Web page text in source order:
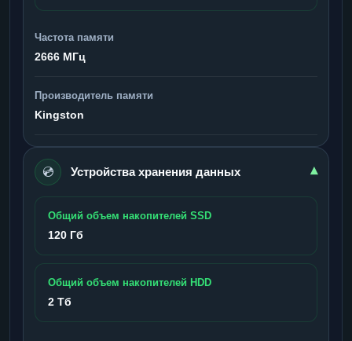
Частота памяти
2666 МГц
Производитель памяти
Kingston
💿 Устройства хранения данных ▾
Общий объем накопителей SSD
120 Гб
Общий объем накопителей HDD
2 Тб